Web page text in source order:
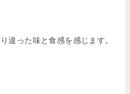
違った味と食感を感じます。